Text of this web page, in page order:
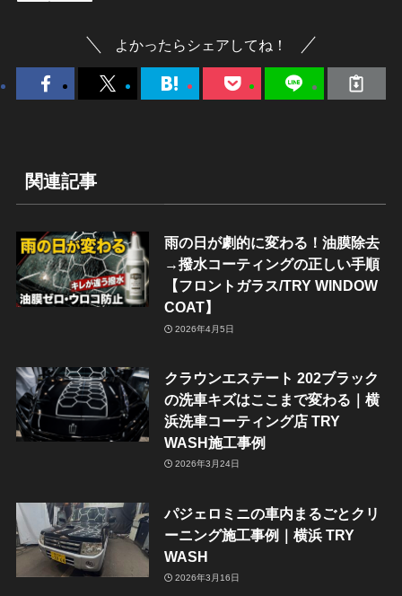
よかったらシェアしてね！
関連記事
雨の日が劇的に変わる！油膜除去
→撥水コーティングの正しい手順
【フロントガラス/TRY WINDOW
COAT】
2026年4月5日
クラウンエステート 202ブラック
の洗車キズはここまで変わる｜横
浜洗車コーティング店 TRY
WASH施工事例
2026年3月24日
パジェロミニの車内まるごとクリ
ーニング施工事例｜横浜 TRY
WASH
2026年3月16日